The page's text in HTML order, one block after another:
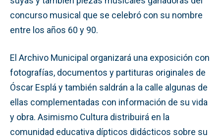
concurso musical que se celebró con su nombre
entre los años 60 y 90.
El Archivo Municipal organizará una exposición con
fotografías, documentos y partituras originales de
Óscar Esplá y también saldrán a la calle algunas de
ellas complementadas con información de su vida
y obra. Asimismo Cultura distribuirá en la
comunidad educativa dípticos didácticos sobre su